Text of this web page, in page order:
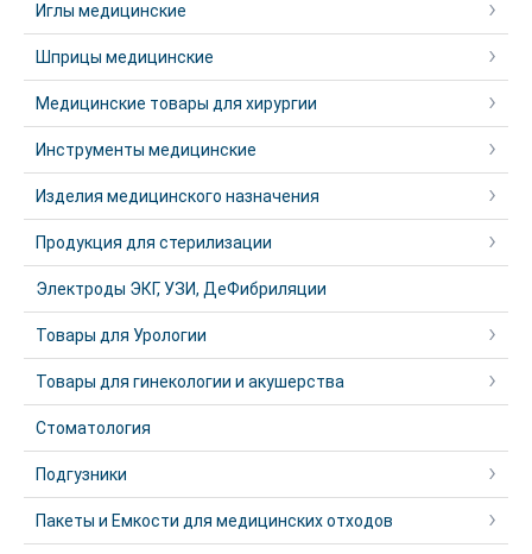
Иглы медицинские
Шприцы медицинские
Медицинские товары для хирургии
Инструменты медицинские
Изделия медицинского назначения
Продукция для стерилизации
Электроды ЭКГ, УЗИ, ДеФибриляции
Товары для Урологии
Товары для гинекологии и акушерства
Стоматология
Подгузники
Пакеты и Емкости для медицинских отходов